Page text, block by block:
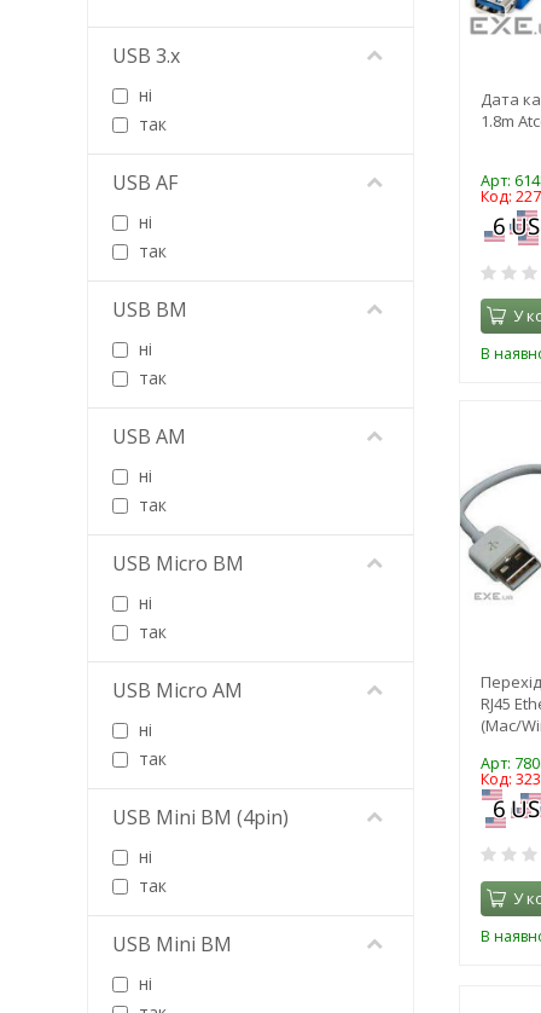
Дата
1.8m
Арт:
Код:
У
В
RJ45
(Mac/
Арт:
Код:
У
В
Baseus
Borofone
Cabletime
Cablexpert
Canyon
Chieftec
CHINA
Choetech
Cisco
Dell
Delock
DENGOS
Denmen
Dialan
Digitus
Diverse Hersteller
Earldom
EMY
ESSAGER
Foneng
Gembird
Gemix
Goobay
Grand-X
GTL
USB 3.x
ні
так
USB AF
ні
так
USB BM
ні
так
USB AM
ні
так
USB Micro BM
ні
так
USB Micro AM
ні
так
USB Mini BM (4pin)
ні
так
USB Mini BM
ні